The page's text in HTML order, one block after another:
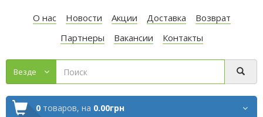
О нас Новости Акции Доставка
Возврат
Партнеры
Вакансии Контакты
Везде
0 товаров, на 0.00грн